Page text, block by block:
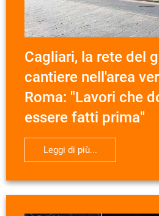
Cagliari, la rete del
cantiere nell'area
Roma: "Lavori che
essere fatti prima"
Leggi di più...